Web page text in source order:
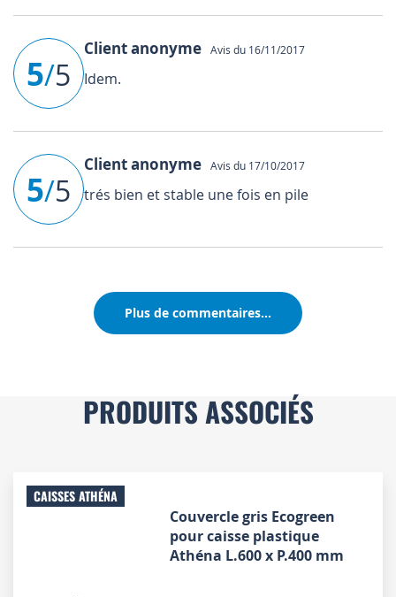
5/5
Client anonyme Avis du 16/11/2017
Idem.
5/5
Client anonyme Avis du 17/10/2017
trés bien et stable une fois en pile
Plus de commentaires...
PRODUITS ASSOCIÉS
CAISSES ATHÉNA
Couvercle gris Ecogreen
pour caisse plastique
Athéna L.600 x P.400 mm